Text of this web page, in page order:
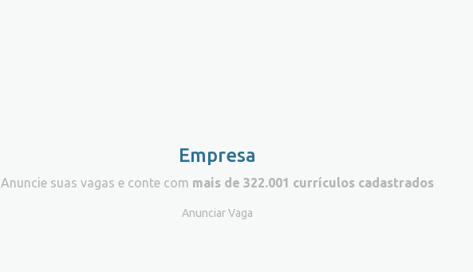
Empresa
Anuncie suas vagas e conte com mais de 322.001 currículos cadastrados
Anunciar Vaga